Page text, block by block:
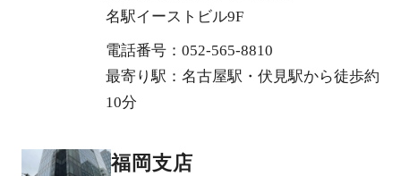
名駅イーストビル9F
電話番号：052-565-8810
最寄り駅：名古屋駅・伏見駅から徒歩約
10分
福岡支店